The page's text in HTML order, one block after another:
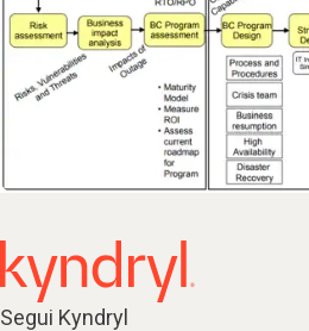
Segui Kyndryl